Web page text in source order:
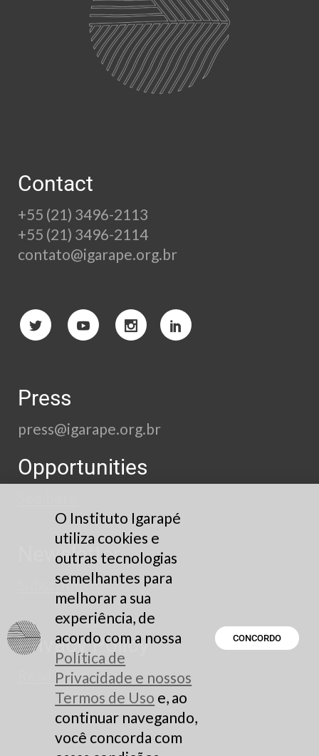
Contact
+55 (21) 3496-2113
+55 (21) 3496-2114
contato@igarape.org.br
Press
press@igarape.org.br
Opportunities
Newsletter
Subscribe
Privacy Policy
Read here
O Instituto Igarapé
utiliza cookies e
outras tecnologias
semelhantes para
melhorar a sua
experiência, de
acordo com a nossa
Política de
Privacidade e nossos
Termos de Uso e, ao
continuar navegando,
você concorda com
CONCORDO